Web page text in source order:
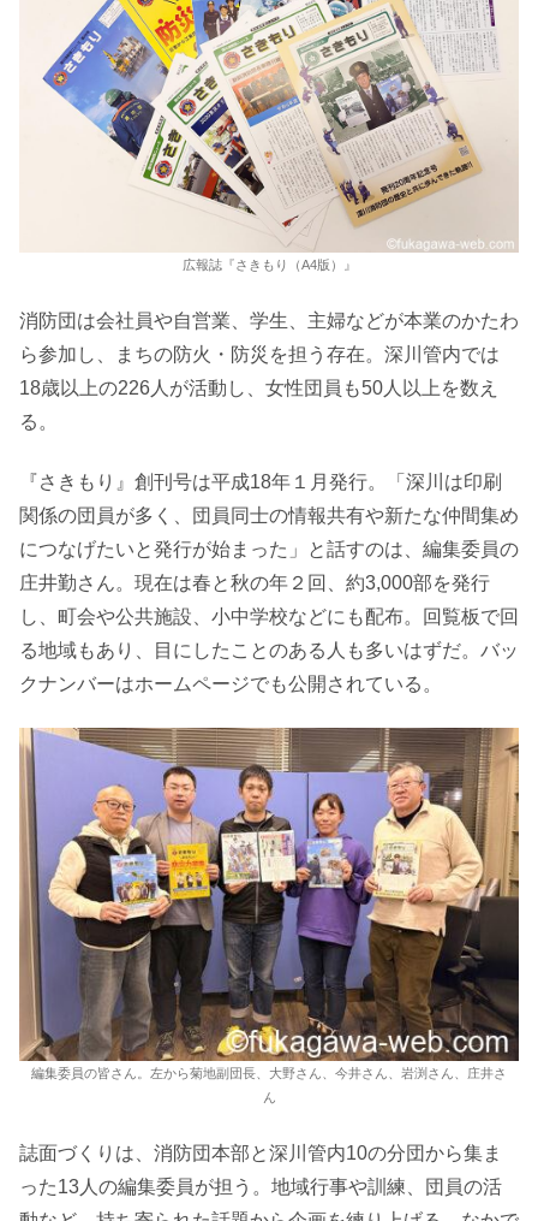
広報誌『さきもり（A4版）』
消防団は会社員や自営業、学生、主婦などが本業のかたわ
ら参加し、まちの防火・防災を担う存在。深川管内では
18歳以上の226人が活動し、女性団員も50人以上を数え
る。
『さきもり』創刊号は平成18年１月発行。「深川は印刷
関係の団員が多く、団員同士の情報共有や新たな仲間集め
につなげたいと発行が始まった」と話すのは、編集委員の
庄井勤さん。現在は春と秋の年２回、約3,000部を発行
し、町会や公共施設、小中学校などにも配布。回覧板で回
る地域もあり、目にしたことのある人も多いはずだ。バッ
クナンバーはホームページでも公開されている。
編集委員の皆さん。左から菊地副団長、大野さん、今井さん、岩渕さん、庄井さ
ん
誌面づくりは、消防団本部と深川管内10の分団から集ま
った13人の編集委員が担う。地域行事や訓練、団員の活